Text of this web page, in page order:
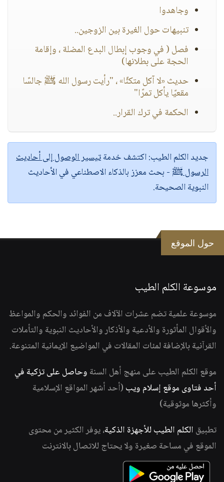
وجاهدوا
تنبيهات حول الغيرة بين الزوجين..
فصل ( في وجوب إبطال البدع المضلة ، وإقامة
الحجة على بطلانها)
حديث «لا آكل متكئًا» ، "رأيت رسول الله ﷺ جالسًا
مقعيًا يأكل تمرًا"
الحكمة في ترك القرار..
جديد الكلم الطيب:اكتشف خدمةتيسير الوصول إلى أحاديث
الرسول ﷺ - بحث معزز بالذكاء الاصطناعي في الأحاديث
النبوية الصحيحة.
حول الموقع
موسوعة الكلم الطيب
موسوعة علمية تضم عشرات الآلاف من الفوائد والحكم والمواعظ
والأقوال المأثورة والأدعية والأذكار والأحاديث النبوية والتأملات
القرآنية بالإضافة لمئات المقالات في المواضيع الإيمانية المتنوعة.
موقع الكلم الطيب على منهج أهل السنة وحاصل على تزكية في
أحد فتاوى موقع إسلام ويب (أحد أشهر المواقع الإسلامية
وأكثرها موثوقية)
تطبيق الكلم الطيب للأجهزة الذكية، يوفر الكثير من محتوى
الموقع في مساحة صغيرة ولا يحتاج للاتصال بالانترنت